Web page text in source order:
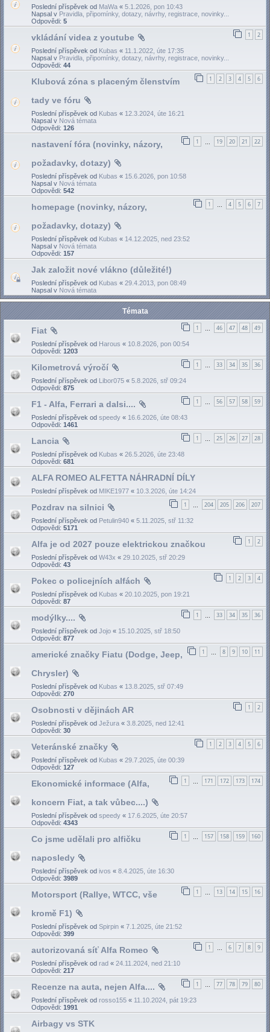
Poslední příspěvek od MaWa « 5.1.2026, pon 10:43
Napsal v Pravidla, připomínky, dotazy, návrhy, registrace, novinky...
Odpovědi: 5
1 2
vkládání videa z youtube
Poslední příspěvek od Kubas « 11.1.2022, úte 17:35
Napsal v Pravidla, připomínky, dotazy, návrhy, registrace, novinky...
Odpovědi: 44
1 2 3 4 5 6
Klubová zóna s placeným členstvím
tady ve fóru
Poslední příspěvek od Kubas « 12.3.2024, úte 16:21
Napsal v Nová témata
Odpovědi: 126
1 19 20 21 22
nastavení fóra (novinky, názory,
požadavky, dotazy)
Poslední příspěvek od Kubas « 15.6.2026, pon 10:58
Napsal v Nová témata
Odpovědi: 542
1 4 5 6 7
homepage (novinky, názory,
požadavky, dotazy)
Poslední příspěvek od Kubas « 14.12.2025, ned 23:52
Napsal v Nová témata
Odpovědi: 157
Jak založit nové vlákno (důležité!)
Poslední příspěvek od Kubas « 29.4.2013, pon 08:49
Napsal v Nová témata
Témata
1 46 47 48 49
Fiat
Poslední příspěvek od Harous « 10.8.2026, pon 00:54
Odpovědi: 1203
1 33 34 35 36
Kilometrová výročí
Poslední příspěvek od Libor075 « 5.8.2026, stř 09:24
Odpovědi: 875
1 56 57 58 59
F1 - Alfa, Ferrari a dalsi....
Poslední příspěvek od speedy « 16.6.2026, úte 08:43
Odpovědi: 1461
1 25 26 27 28
Lancia
Poslední příspěvek od Kubas « 26.5.2026, úte 23:48
Odpovědi: 681
ALFA ROMEO ALFETTA NÁHRADNÍ DÍLY
Poslední příspěvek od MIKE1977 « 10.3.2026, úte 14:24
1 204 205 206 207
Pozdrav na silnici
Poslední příspěvek od Petulin940 « 5.11.2025, stř 11:32
Odpovědi: 5171
1 2
Alfa je od 2027 pouze elektrickou značkou
Poslední příspěvek od W43x « 29.10.2025, stř 20:29
Odpovědi: 43
1 2 3 4
Pokec o policejních alfách
Poslední příspěvek od Kubas « 20.10.2025, pon 19:21
Odpovědi: 87
1 33 34 35 36
modýlky....
Poslední příspěvek od Jojo « 15.10.2025, stř 18:50
Odpovědi: 877
1 8 9 10 11
americké značky Fiatu (Dodge, Jeep,
Chrysler)
Poslední příspěvek od Kubas « 13.8.2025, stř 07:49
Odpovědi: 270
1 2
Osobnosti v dějinách AR
Poslední příspěvek od Ježura « 3.8.2025, ned 12:41
Odpovědi: 30
1 2 3 4 5 6
Veteránské značky
Poslední příspěvek od Kubas « 29.7.2025, úte 00:39
Odpovědi: 127
1 171 172 173 174
Ekonomické informace (Alfa,
koncern Fiat, a tak vůbec....)
Poslední příspěvek od speedy « 17.6.2025, úte 20:57
Odpovědi: 4343
1 157 158 159 160
Co jsme udělali pro alfičku
naposledy
Poslední příspěvek od ivos « 8.4.2025, úte 16:30
Odpovědi: 3989
1 13 14 15 16
Motorsport (Rallye, WTCC, vše
kromě F1)
Poslední příspěvek od Spirpin « 7.1.2025, úte 21:52
Odpovědi: 399
1 6 7 8 9
autorizovaná síť Alfa Romeo
Poslední příspěvek od rad « 24.11.2024, ned 21:10
Odpovědi: 217
1 77 78 79 80
Recenze na auta, nejen Alfa....
Poslední příspěvek od rosso155 « 11.10.2024, pát 19:23
Odpovědi: 1991
Airbagy vs STK